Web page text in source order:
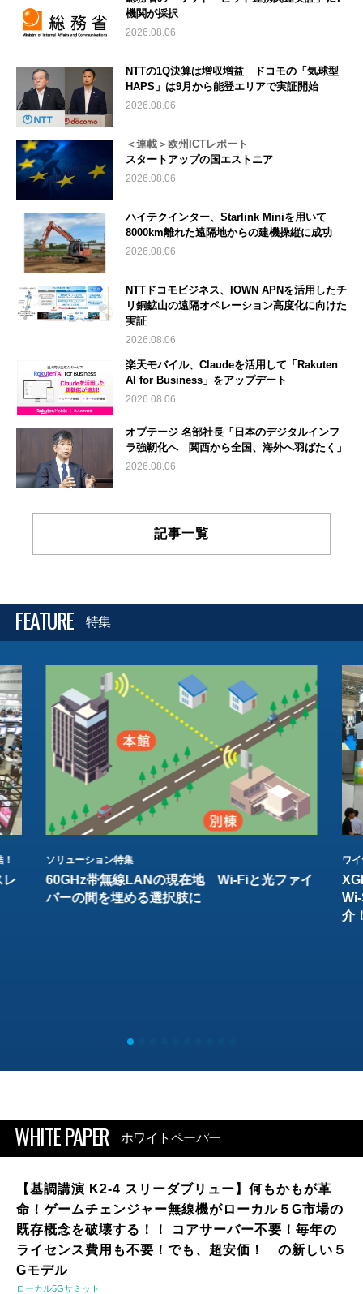
機関が採択
2026.08.06
NTTの1Q決算は増収増益 ドコモの「気球型
HAPS」は9月から能登エリアで実証開始
2026.08.06
＜連載＞欧州ICTレポート
スタートアップの国エストニア
2026.08.06
ハイテクインター、Starlink Miniを用いて
8000km離れた遠隔地からの建機操縦に成功
2026.08.06
NTTドコモビジネス、IOWN APNを活用したチ
リ銅鉱山の遠隔オペレーション高度化に向けた
実証
2026.08.06
楽天モバイル、Claudeを活用して「Rakuten
AI for Business」をアップデート
2026.08.06
オプテージ 名部社長「日本のデジタルインフ
ラ強靭化へ 関西から全国、海外へ羽ばたく」
2026.08.06
記事一覧
FEATURE 特集
レ
ソリューション特集
60GHz帯無線LANの現在地 Wi-Fiと光ファイ
バーの間を埋める選択肢に
ワ
介
WHITE PAPER ホワイトペーパー
【基調講演 K2-4 スリーダブリュー】何もかもが革
命！ゲームチェンジャー無線機がローカル５G市場の
既存概念を破壊する！！ コアサーバー不要！毎年の
ライセンス費用も不要！でも、超安価！ の新しい５
Gモデル
ローカル5Gサミット